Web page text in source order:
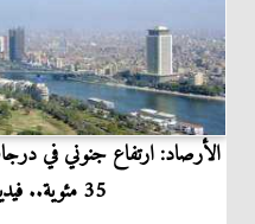
الأرصاد: ارتفاع جنوني في
35 مئوية.. فيديو